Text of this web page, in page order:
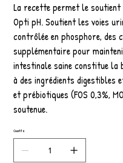
La recette permet le soutient
Opti pH. Soutient les voies
contrôlée en phosphore, des
supplémentaire pour
intestinale saine constitue la
à des ingrédients digestibles
et prébiotiques (FOS 0,3%,
soutenue.
Quantité